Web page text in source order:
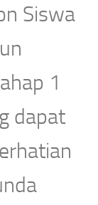
Siswa
1
dapat